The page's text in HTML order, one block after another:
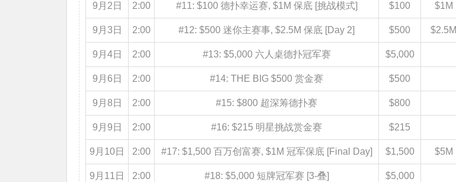
9月2日 2:00 #11: $100 德扑幸运赛, $1M 保底 [挑战模式] $100 $1M
9月3日 2:00 #12: $500 迷你主赛事, $2.5M 保底 [Day 2] $500 $2.5M
9月4日 2:00 #13: $5,000 六人桌德扑冠军赛 $5,000
9月6日 2:00 #14: THE BIG $500 赏金赛 $500
9月8日 2:00 #15: $800 超深筹德扑赛 $800
9月9日 2:00 #16: $215 明星挑战赏金赛 $215
9月10日 2:00 #17: $1,500 百万创富赛, $1M 冠军保底 [Final Day] $1,500 $5M
9月11日 2:00 #18: $5,000 短牌冠军赛 [3-叠] $5,000